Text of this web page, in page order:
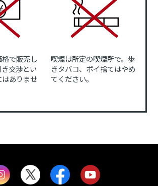
で販売し
交渉とい
ありませ
喫煙は所定の喫煙所で。歩
きタバコ、ポイ捨てはやめ
てください。